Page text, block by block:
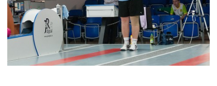
TJ RAKOVICE ŽENY
TJ RAKOVICE DORAST
OBECNÁ INTERLIGA